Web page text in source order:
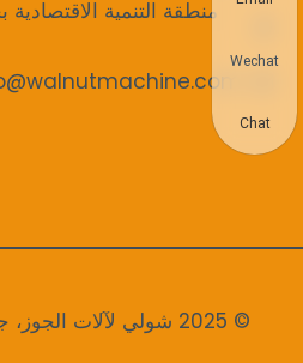
منطقة التنمية
© 2025 شولي لآلات الجوز، جميع الحقوق محفوظة
Wechat
Chat